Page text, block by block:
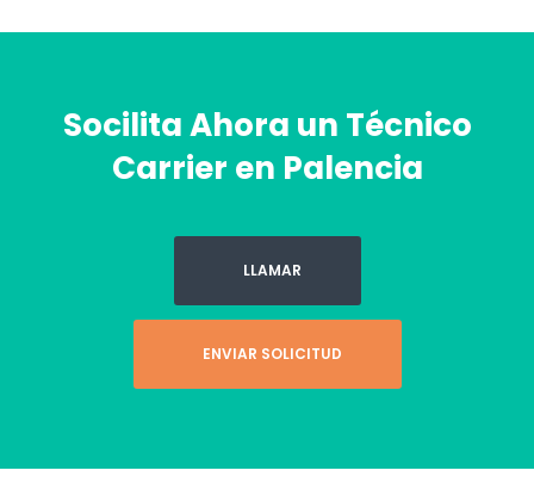
Socilita Ahora un Técnico
Carrier en Palencia
LLAMAR
ENVIAR SOLICITUD